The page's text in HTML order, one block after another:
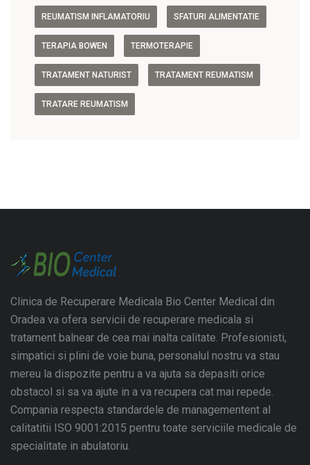
REUMATISM INFLAMATORIU SFATURI ALIMENTATIE
TERAPIA BOWEN TERMOTERAPIE
TRATAMENT NATURIST TRATAMENT REUMATISM
TRATARE REUMATISM
Clinica de Recuperare Medicala Bio Center Medical din
Oradea va ofera servicii de recuperare medicala si
tratament balnear de cea mai inalta calitate. Profesionisti,
simpatici si plini de voie buna, personalul nostru va stau
mereu la dispozite pentru a va ajuta sa depasiti orice
obstacol si sa va ajute in a va recupera cat mai repede.
Compania respecta standardele de managementent al
calitatitii ISO 9001:2015 pentru toate serviciile medicale de
specialitate in abulatoriu.